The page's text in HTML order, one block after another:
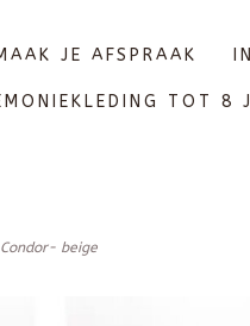
JE AFSPRAAK
TOT 8
beige